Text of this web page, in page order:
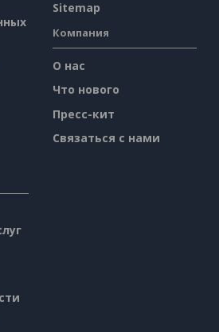
Sitemap
Компания
О нас
Что нового
Пресс-кит
Связаться с нами